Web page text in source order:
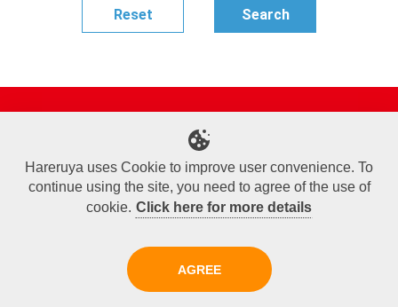
Online Shop
Sponsored Players
Deck Search
Event Schedule
Terms of Use
Commercial Transaction Law
Personal Information Privacy Policy
Cookie Policy
Company Overview
Join Us
Copyright© Hareruya All Rights Reserved
Hareruya uses Cookie to improve user convenience. To
continue using the site, you need to agree of the use of
cookie. Click here for more details
AGREE